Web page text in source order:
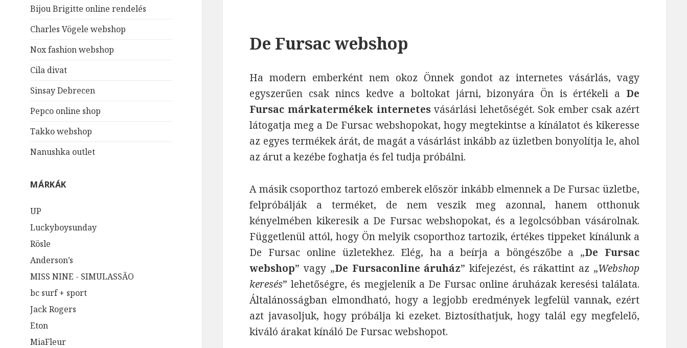
Bijou Brigitte online rendelés
Charles Vögele webshop
Nox fashion webshop
Cila divat
Sinsay Debrecen
Pepco online shop
Takko webshop
Nanushka outlet
MÁRKÁK
UP
Luckyboysunday
Rösle
Anderson’s
MISS NINE - SIMULASSÃO
bc surf + sport
Jack Rogers
Eton
MiaFleur
De Fursac webshop
Ha modern emberként nem okoz Önnek gondot az internetes vásárlás, vagy
egyszerűen csak nincs kedve a boltokat járni, bizonyára Ön is értékeli a De
Fursac márkatermékek internetesvásárlási lehetőségét. Sok ember csak azért
látogatja meg a De Fursac webshopokat, hogy megtekintse a kínálatot és kikeresse
az egyes termékek árát, de magát a vásárlást inkább az üzletben bonyolítja le, ahol
az árut a kezébe foghatja és fel tudja próbálni.
A másik csoporthoz tartozó emberek először inkább elmennek a De Fursac üzletbe,
felpróbálják a terméket, de nem veszik meg azonnal, hanem otthonuk
kényelmében kikeresik a De Fursac webshopokat, és a legolcsóbban vásárolnak.
Függetlenül attól, hogy Ön melyik csoporthoz tartozik, értékes tippeket kínálunk a
De Fursac online üzletekhez. Elég, ha a beírja a böngészőbe a „De Fursac
webshop” vagy „De Fursaconline áruház” kifejezést, és rákattint az „Webshop
keresés” lehetőségre, és megjelenik a De Fursac online áruházak keresési találata.
Általánosságban elmondható, hogy a legjobb eredmények legfelül vannak, ezért
azt javasoljuk, hogy próbálja ki ezeket. Biztosíthatjuk, hogy talál egy megfelelő,
kiváló árakat kínáló De Fursac webshopot.